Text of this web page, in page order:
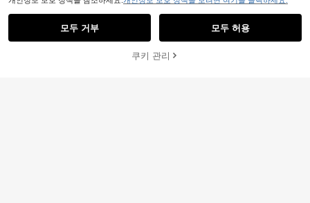
50% 할인!
모두 거부 모두 허용
쿠키 관리